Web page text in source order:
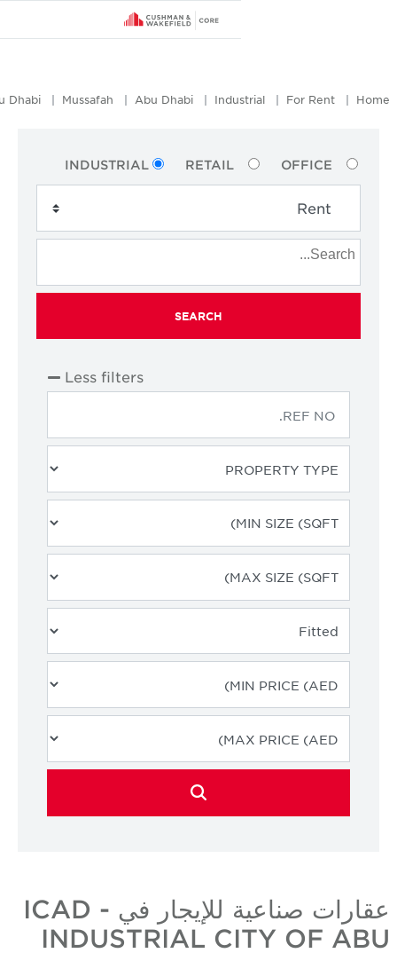
Abu Dhabi
Mussafah
ICAD - Industrial City Of Abu Dhabi
RETAIL
INDUSTRIAL
عقارات صناعية للإيجار في ICAD -
INDUSTRIAL